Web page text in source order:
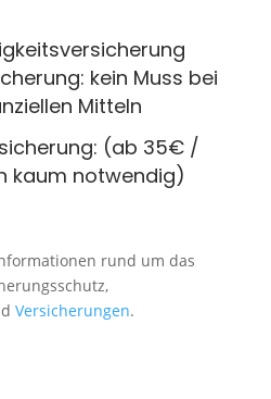
kein Muss bei
Mitteln
(ab 35€ /
kaum notwendig)
rund um das
Versicherungen.